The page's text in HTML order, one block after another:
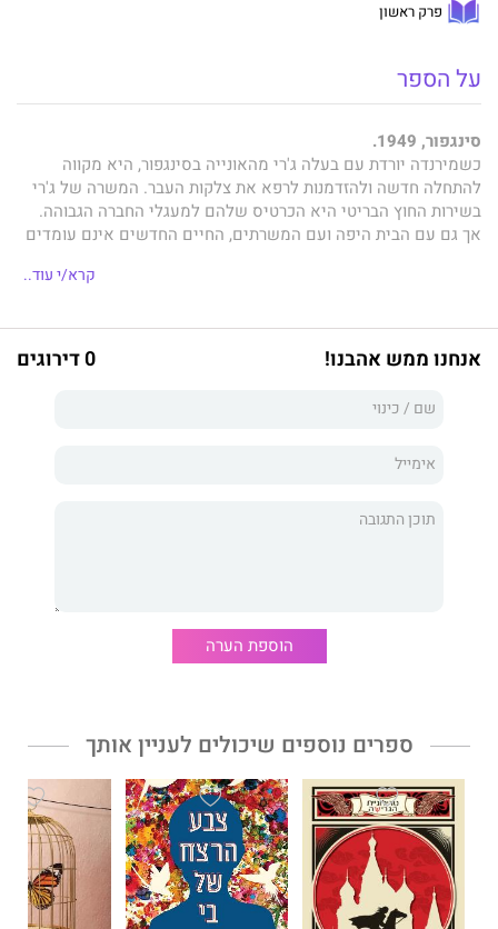
פרק ראשון
על הספר
סינגפור, 1949.
כשמירנדה יורדת עם בעלה ג'רי מהאונייה בסינגפור, היא מקווה
להתחלה חדשה ולהזדמנות לרפא את צלקות העבר. המשרה של ג'רי
בשירות החוץ הבריטי היא הכרטיס שלהם למעגלי החברה הגבוהה.
אך גם עם הבית היפה ועם המשרתים, החיים החדשים אינם עומדים
מירנדה למצב הפוליטי הבעייתי בסינגפור, וקשר עמוק נוצר בינה לבין
ד"ר ניק ויתנשו, הרופא שהיא עובדת איתו. כאשר פורצות מהומות
ברחבי האזור והסכנה מתקרבת אל סף ביתה, מירנדה עומדת בפני
הכרעה בלתי אפשרית: האם תתעלם מהמוסכמות החברתיות למען
האושר האישי שלה?
מקומה בעולם, על הזדמנות שנייה לאהבה ועל היכולת לצמוח מנקודת
השראה לכתיבת רומן הביכורים שלה,המסע לגן עדן.
קרא/י עוד..
אנחנו ממש אהבנו! 0 דירוגים
הוספת הערה
ספרים נוספים שיכולים לעניין אותך